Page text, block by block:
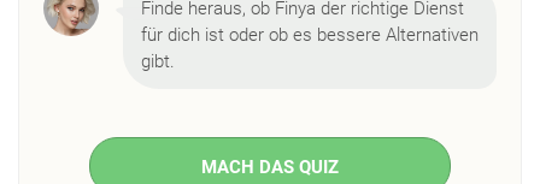
Finde heraus, ob Finya der richtige Dienst
für dich ist oder ob es bessere Alternativen
gibt.
MACH DAS QUIZ